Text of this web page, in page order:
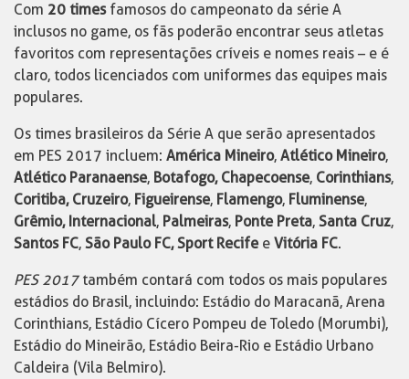
Com 20 timesfamosos do campeonato da série A
inclusos no game, os fãs poderão encontrar seus atletas
favoritos com representações críveis e nomes reais – e é
claro, todos licenciados com uniformes das equipes mais
populares.
Os times brasileiros da Série A que serão apresentados
em PES 2017 incluem: América Mineiro, Atlético Mineiro,
Atlético Paranaense, Botafogo, Chapecoense, Corinthians,
Coritiba, Cruzeiro, Figueirense, Flamengo, Fluminense,
Grêmio, Internacional, Palmeiras, Ponte Preta, Santa Cruz,
Santos FC, São Paulo FC, Sport Recife e Vitória FC.
PES 2017também contará com todos os mais populares
estádios do Brasil, incluindo: Estádio do Maracanã, Arena
Corinthians, Estádio Cícero Pompeu de Toledo (Morumbi),
Estádio do Mineirão, Estádio Beira-Rio e Estádio Urbano
Caldeira (Vila Belmiro).